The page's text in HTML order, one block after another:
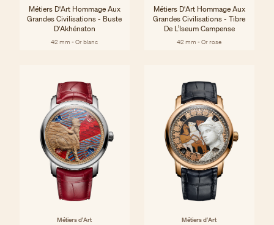
Métiers D'Art Hommage Aux
Grandes Civilisations - Buste
D'Akhénaton
42 mm - Or blanc
Métiers D'Art Hommage Aux
Grandes Civilisations - Tibre
De L’Iseum Campense
42 mm - Or rose
Métiers d'Art Métiers d'Art